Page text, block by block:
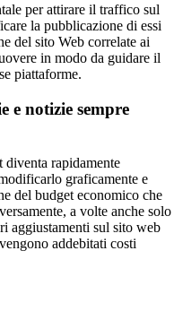
per attirare il traffico sul
la pubblicazione di essi
del sito Web correlate ai
in modo da guidare il
piattaforme.
e notizie sempre
rapidamente
graficamente e
del budget economico che
a volte anche solo
aggiustamenti sul sito web
addebitati costi